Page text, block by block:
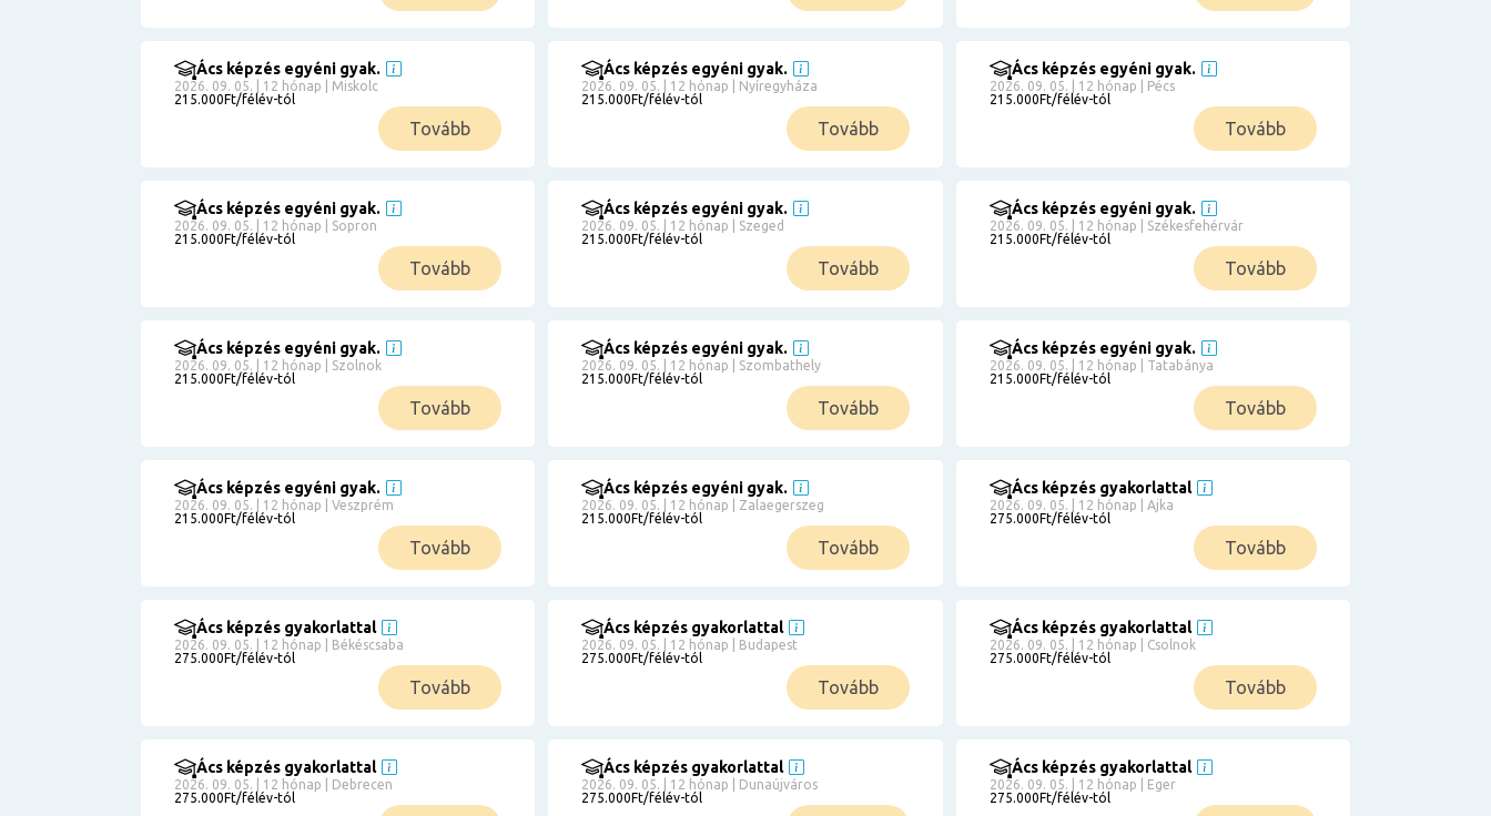
Ács képzés egyéni gyak.
2026. 09. 05. | 12 hónap | Miskolc
215.000Ft/félév-tól
Tovább
Ács képzés egyéni gyak.
2026. 09. 05. | 12 hónap | Nyíregyháza
215.000Ft/félév-tól
Tovább
Ács képzés egyéni gyak.
2026. 09. 05. | 12 hónap | Pécs
215.000Ft/félév-tól
Tovább
Ács képzés egyéni gyak.
2026. 09. 05. | 12 hónap | Sopron
215.000Ft/félév-tól
Tovább
Ács képzés egyéni gyak.
2026. 09. 05. | 12 hónap | Szeged
215.000Ft/félév-tól
Tovább
Ács képzés egyéni gyak.
2026. 09. 05. | 12 hónap | Székesfehérvár
215.000Ft/félév-tól
Tovább
Ács képzés egyéni gyak.
2026. 09. 05. | 12 hónap | Szolnok
215.000Ft/félév-tól
Tovább
Ács képzés egyéni gyak.
2026. 09. 05. | 12 hónap | Szombathely
215.000Ft/félév-tól
Tovább
Ács képzés egyéni gyak.
2026. 09. 05. | 12 hónap | Tatabánya
215.000Ft/félév-tól
Tovább
Ács képzés egyéni gyak.
2026. 09. 05. | 12 hónap | Veszprém
215.000Ft/félév-tól
Tovább
Ács képzés egyéni gyak.
2026. 09. 05. | 12 hónap | Zalaegerszeg
215.000Ft/félév-tól
Tovább
Ács képzés gyakorlattal
2026. 09. 05. | 12 hónap | Ajka
275.000Ft/félév-tól
Tovább
Ács képzés gyakorlattal
2026. 09. 05. | 12 hónap | Békéscsaba
275.000Ft/félév-tól
Tovább
Ács képzés gyakorlattal
2026. 09. 05. | 12 hónap | Budapest
275.000Ft/félév-tól
Tovább
Ács képzés gyakorlattal
2026. 09. 05. | 12 hónap | Csolnok
275.000Ft/félév-tól
Tovább
Ács képzés gyakorlattal
2026. 09. 05. | 12 hónap | Debrecen
275.000Ft/félév-tól
Ács képzés gyakorlattal
2026. 09. 05. | 12 hónap | Dunaújváros
275.000Ft/félév-tól
Ács képzés gyakorlattal
2026. 09. 05. | 12 hónap | Eger
275.000Ft/félév-tól